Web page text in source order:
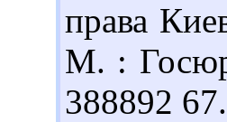
права
М. :
388892